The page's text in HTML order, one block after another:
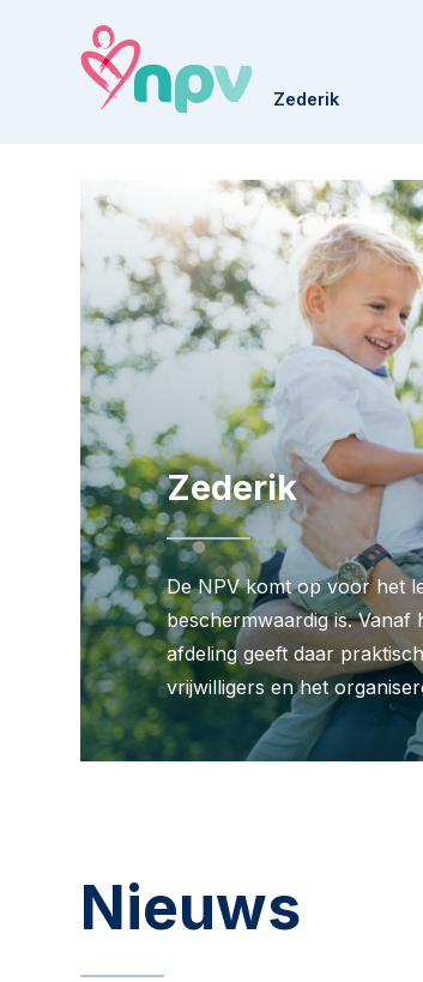
Zederik
Zederik
De NPV komt op voor het
beschermwaardig is. Vanaf
afdeling geeft daar
vrijwilligers en het
Nieuws